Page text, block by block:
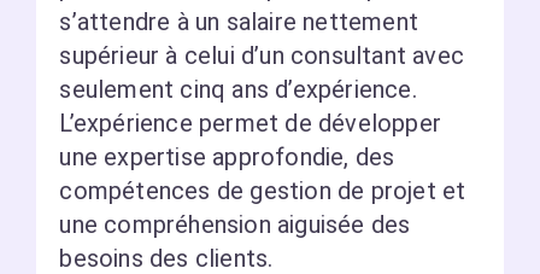
s’attendre à un salaire nettement
supérieur à celui d’un consultant avec
seulement cinq ans d’expérience.
L’expérience permet de développer
une expertise approfondie, des
compétences de gestion de projet et
une compréhension aiguisée des
besoins des clients.